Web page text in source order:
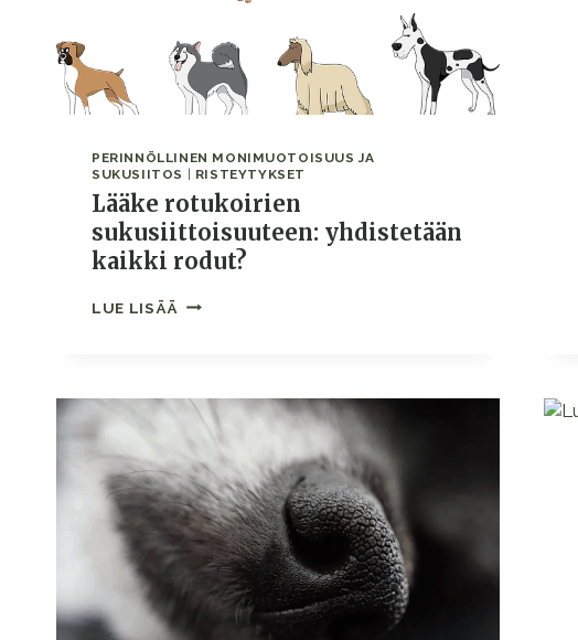
PERINNÖLLINEN MONIMUOTOISUUS JA
SUKUSIITOS | RISTEYTYKSET
Lääke rotukoirien
sukusiittoisuuteen: yhdistetään
kaikki rodut?
LUE LISÄÄ LÄÄKE
RODUT?